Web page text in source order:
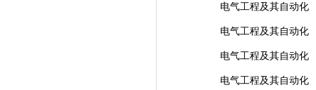
电气工程及其自动化
电气工程及其自动化
电气工程及其自动化
电气工程及其自动化